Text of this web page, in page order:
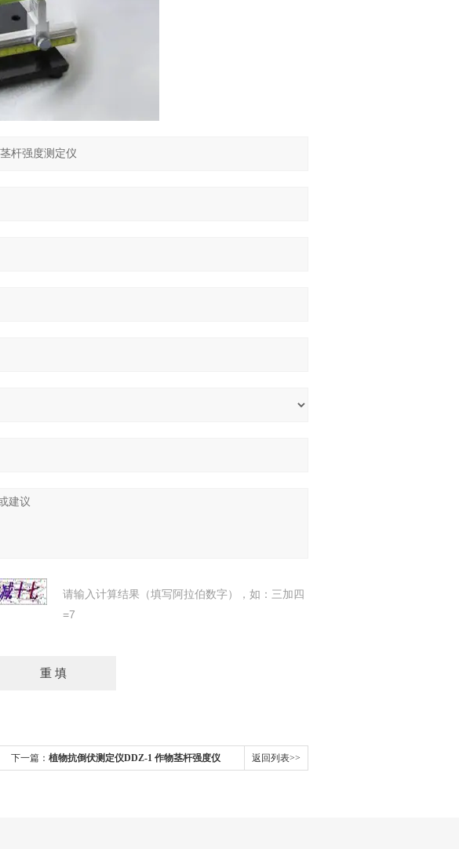
请输入计算结果（填写阿拉伯数字），如：三加四
=7
下一篇： 植物抗倒伏测定仪DDZ-1 作物茎杆强度仪 返回列表>>